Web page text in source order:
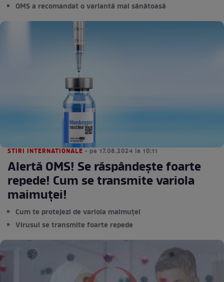
OMS a recomandat o variantă mai sănătoasă
STIRI INTERNATIONALE • pe 17.08.2024 la 10:11
Alertă OMS! Se răspândește foarte
repede! Cum se transmite variola
maimuței!
Cum te protejezi de variola maimuței
Virusul se transmite foarte repede